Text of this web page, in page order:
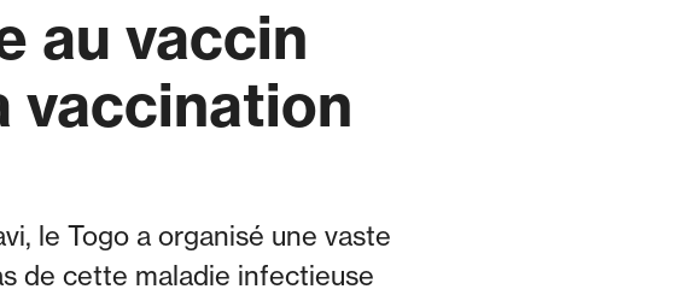
au vaccin
vaccination
le Togo a organisé une vaste
de cette maladie infectieuse